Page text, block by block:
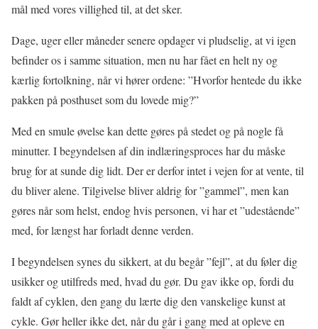
mål med vores villighed til, at det sker.
Dage, uger eller måneder senere opdager vi pludselig, at vi igen
befinder os i samme situation, men nu har fået en helt ny og
kærlig fortolkning, når vi hører ordene: ”Hvorfor hentede du ikke
pakken på posthuset som du lovede mig?”
Med en smule øvelse kan dette gøres på stedet og på nogle få
minutter. I begyndelsen af din indlæringsproces har du måske
brug for at sunde dig lidt. Der er derfor intet i vejen for at vente, til
du bliver alene. Tilgivelse bliver aldrig for ”gammel”, men kan
gøres når som helst, endog hvis personen, vi har et ”udestående”
med, for længst har forladt denne verden.
I begyndelsen synes du sikkert, at du begår ”fejl”, at du føler dig
usikker og utilfreds med, hvad du gør. Du gav ikke op, fordi du
faldt af cyklen, den gang du lærte dig den vanskelige kunst at
cykle. Gør heller ikke det, når du går i gang med at opleve en